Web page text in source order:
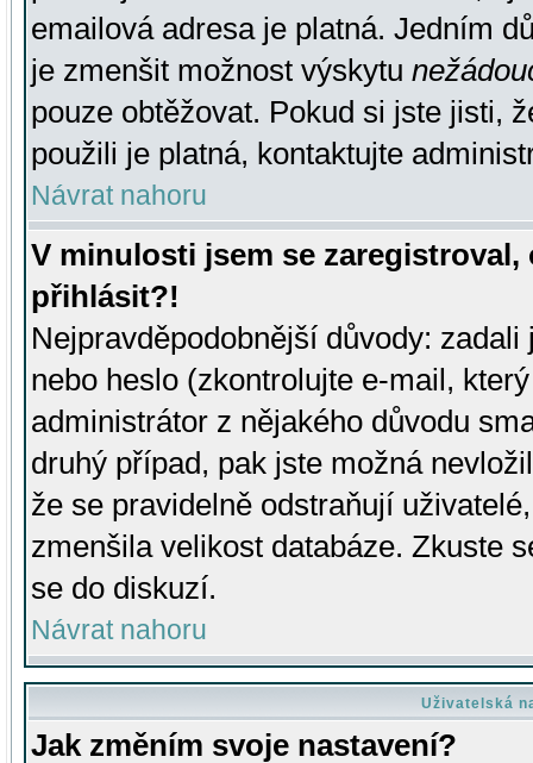
emailová adresa je platná. Jedním
je zmenšit možnost výskytu
pouze obtěžovat. Pokud si jste jisti,
použili je platná, kontaktujte
Návrat nahoru
V minulosti jsem se
přihlásit?!
Nejpravděpodobnější důvody:
nebo heslo (zkontrolujte e-mail,
administrátor z nějakého důvodu
druhý případ, pak jste možná
že se pravidelně odstraňují
zmenšila velikost databáze. Zkuste
se do diskuzí.
Návrat nahoru
Uživatelská
Jak změním svoje nastavení?